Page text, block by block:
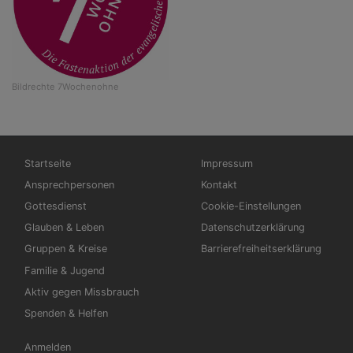
Bildrechte 7Wochenohne
Hauptnavigation
Startseite
Ansprechpersonen
Gottesdienst
Glauben & Leben
Gruppen & Kreise
Familie & Jugend
Aktiv gegen Missbrauch
Spenden & Helfen
Fußbereichsmenü
Impressum
Kontakt
Cookie-Einstellungen
Datenschutzerklärung
Barrierefreiheitserklärung
Benutzermenü
Anmelden